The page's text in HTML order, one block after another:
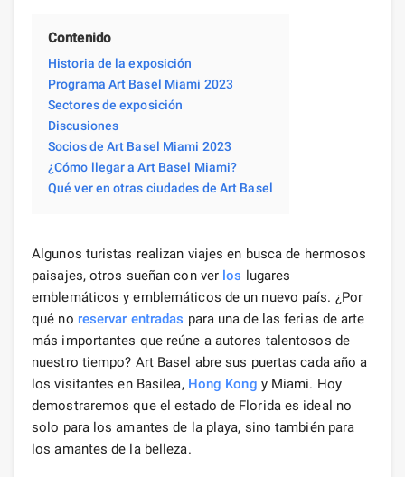
Contenido
Historia de la exposición
Programa Art Basel Miami 2023
Sectores de exposición
Discusiones
Socios de Art Basel Miami 2023
¿Cómo llegar a Art Basel Miami?
Qué ver en otras ciudades de Art Basel
Algunos turistas realizan viajes en busca de hermosos
paisajes, otros sueñan con ver los lugares
emblemáticos y emblemáticos de un nuevo país. ¿Por
qué no reservar entradas para una de las ferias de arte
más importantes que reúne a autores talentosos de
nuestro tiempo? Art Basel abre sus puertas cada año a
los visitantes en Basilea, Hong Kong y Miami. Hoy
demostraremos que el estado de Florida es ideal no
solo para los amantes de la playa, sino también para
los amantes de la belleza.